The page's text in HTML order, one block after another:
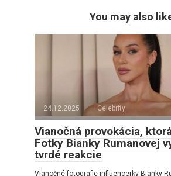
You may also
24.12.2025 Celebrity
Vianočná provokácia,
Fotky Bianky Rumanovej
tvrdé reakcie
Vianočné fotografie influencerky Bianky